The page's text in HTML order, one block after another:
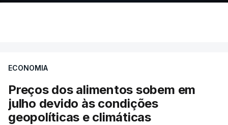
ECONOMIA
Preços dos alimentos sobem em
julho devido às condições
geopolíticas e climáticas